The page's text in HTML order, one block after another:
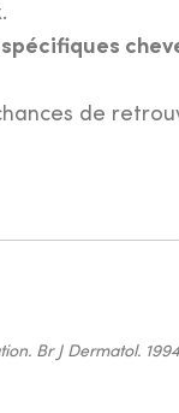
de
Br J Dermatol.